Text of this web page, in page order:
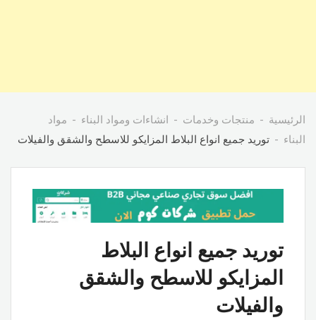
الرئيسية منتجات وخدمات انشاءات ومواد البناء
مواد
البناء
توريد جميع انواع البلاط المزايكو للاسطح والشقق والفيلات
توريد جميع انواع البلاط
المزايكو للاسطح والشقق
والفيلات